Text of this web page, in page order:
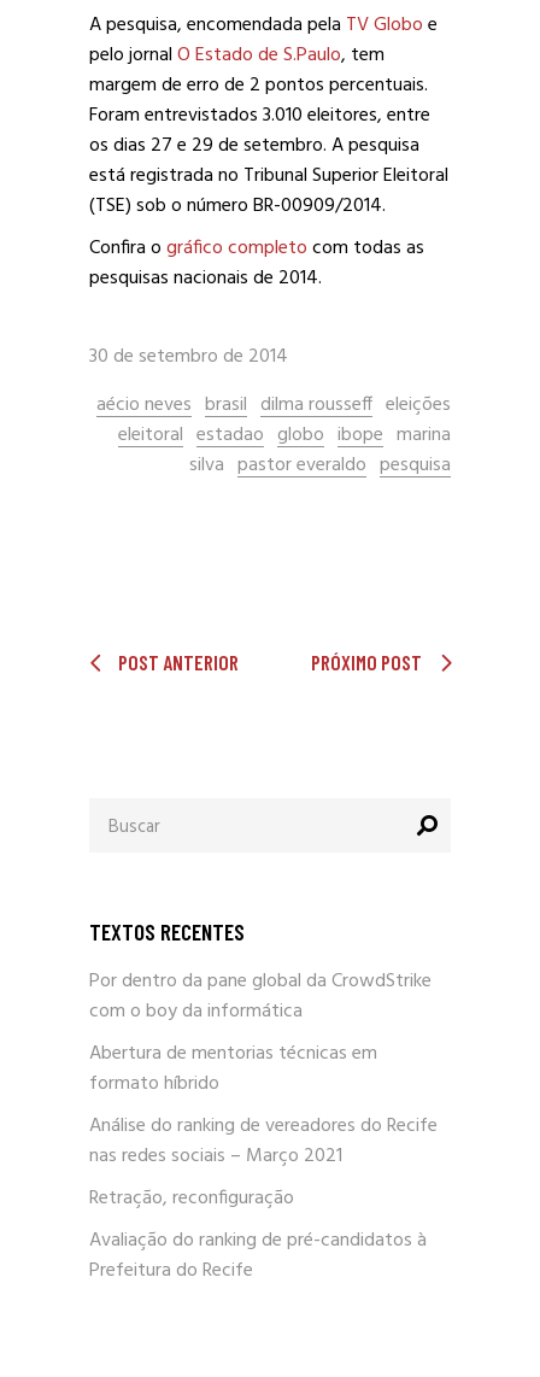
A pesquisa, encomendada pela TV Globoe
pelo jornalO Estado de S.Paulo, tem
margem de erro de 2 pontos percentuais.
Foram entrevistados 3.010 eleitores, entre
os dias 27 e 29 de setembro. A pesquisa
está registrada no Tribunal Superior Eleitoral
(TSE) sob o número BR-00909/2014.
Confira ográfico completocom todas as
pesquisas nacionais de 2014.
30 de setembro de 2014
aécio neves brasil dilma rousseff eleições
eleitoral estadao globo ibope marina
silva pastor everaldo pesquisa
POST ANTERIOR PRÓXIMO POST
por:
TEXTOS RECENTES
Por dentro da pane global da CrowdStrike
com o boy da informática
Abertura de mentorias técnicas em
formato híbrido
Análise do ranking de vereadores do Recife
nas redes sociais – Março 2021
Retração, reconfiguração
Avaliação do ranking de pré-candidatos à
Prefeitura do Recife